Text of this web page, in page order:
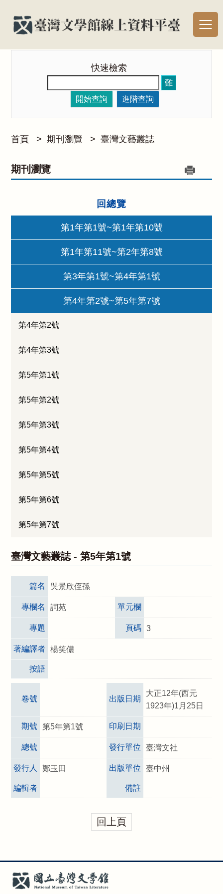
快速檢索
難
開始查詢
進階查詢
首頁 > 期刊瀏覽 > 臺灣文藝叢誌
期刊瀏覽
回總覽
第1年第1號~第1年第10號
第1年第11號~第2年第8號
第3年第1號~第4年第1號
第4年第2號~第5年第7號
第4年第2號
第4年第3號
第5年第1號
第5年第2號
第5年第3號
第5年第4號
第5年第5號
第5年第6號
第5年第7號
臺灣文藝叢誌 -第5年第1號
篇名 哭景欣侄孫
專欄名 詞苑 單元欄
專題 頁碼 3
著編譯者 楊笑儂
按語
卷號 出版日期
大正12年(西元
1923年)1月25日
期號 第5年第1號 印刷日期
總號 發行單位 臺灣文社
發行人 鄭玉田 出版單位 臺中州
編輯者 備註
回上頁